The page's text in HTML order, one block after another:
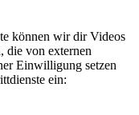
können wir dir Videos
die von externen
Einwilligung setzen
ein: